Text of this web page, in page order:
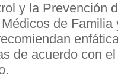
y la Prevención
de Familia
de acuerdo con